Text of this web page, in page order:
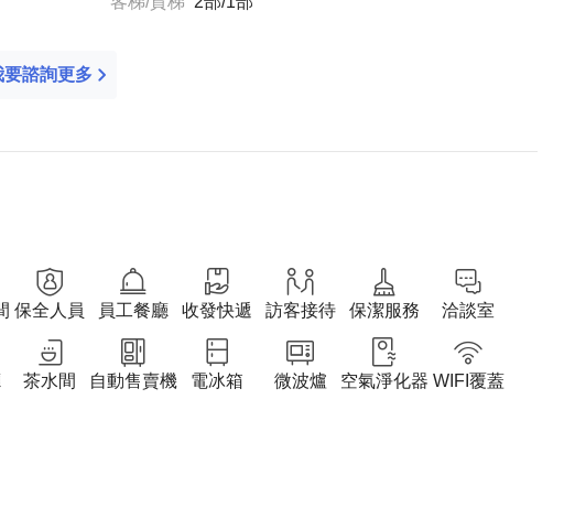
要諮詢更多
保全人員 員工餐廳 收發快遞 訪客接待 保潔服務 洽談室
茶水間 自動售賣機 電冰箱 微波爐 空氣淨化器 WIFI覆蓋